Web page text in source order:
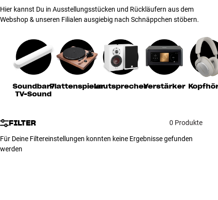
Surround
Systeme
Kabel
INSPIRATION
Hier kannst Du in Ausstellungsstücken und Rückläufern aus dem
Webshop & unseren Filialen ausgiebig nach Schnäppchen stöbern.
Soundbar /
TV-Sound
PlattenspielerLautsprecherVerstärker
FILTER 0 Produkte
Für Deine Filtereinstellungen konnten keine Ergebnisse gefunden
werden